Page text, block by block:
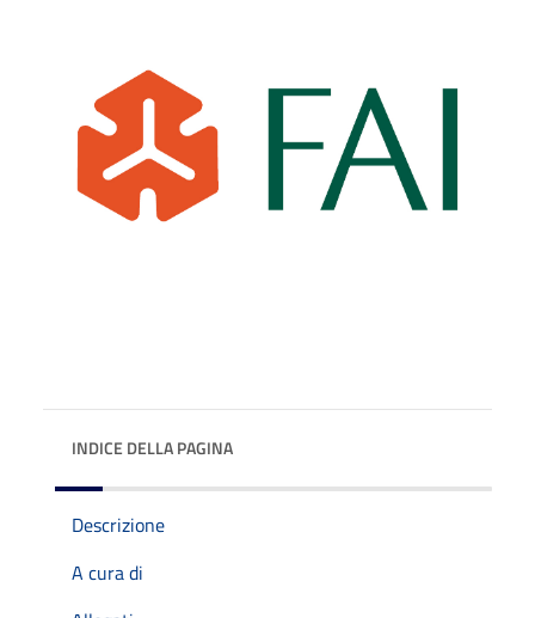
INDICE DELLA PAGINA
Descrizione
A cura di